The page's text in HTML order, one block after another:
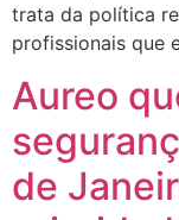
trata da política
profissionais que
Aureo
de